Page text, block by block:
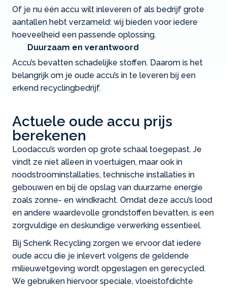
Of je nu één accu wilt inleveren of als bedrijf grote
aantallen hebt verzameld: wij bieden voor iedere
hoeveelheid een passende oplossing.
Duurzaam en verantwoord
Accu’s bevatten schadelijke stoffen. Daarom is het
belangrijk om je oude accu’s in te leveren bij een
erkend recyclingbedrijf.
Actuele oude accu prijs
berekenen
Loodaccu’s worden op grote schaal toegepast. Je
vindt ze niet alleen in voertuigen, maar ook in
noodstroominstallaties, technische installaties in
gebouwen en bij de opslag van duurzame energie
zoals zonne- en windkracht. Omdat deze accu’s lood
en andere waardevolle grondstoffen bevatten, is een
zorgvuldige en deskundige verwerking essentieel.
Bij Schenk Recycling zorgen we ervoor dat iedere
oude accu die je inlevert volgens de geldende
milieuwetgeving wordt opgeslagen en gerecycled.
We gebruiken hiervoor speciale, vloeistofdichte